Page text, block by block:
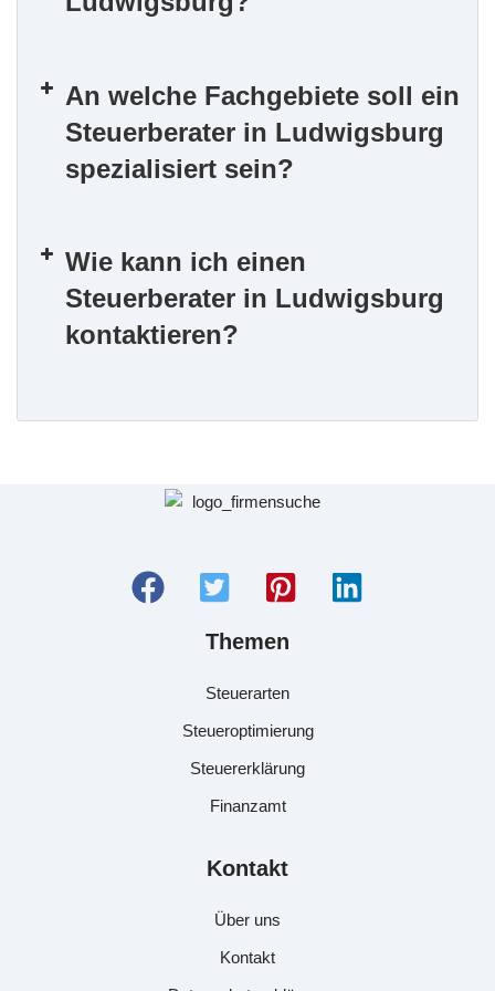
An welche Fachgebiete soll ein
Steuerberater in Ludwigsburg
spezialisiert sein?
Wie kann ich einen
Steuerberater in Ludwigsburg
kontaktieren?
Themen
Steuerarten
Steueroptimierung
Steuererklärung
Finanzamt
Kontakt
Über uns
Kontakt